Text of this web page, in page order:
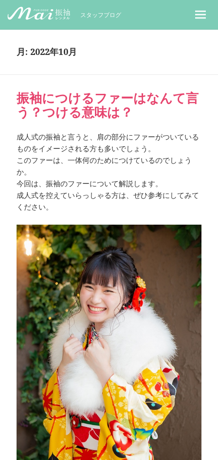
MaiレンタルBLOG｜Maiで成人式振袖
スタッフブログ
月: 2022年10月
振袖につけるファーはなんて言
う？つける意味は？
成人式の振袖と言うと、肩の部分にファーがついている
ものをイメージされる方も多いでしょう。
このファーは、一体何のためにつけているのでしょう
か。
今回は、振袖のファーについて解説します。
成人式を控えていらっしゃる方は、ぜひ参考にしてみて
ください。